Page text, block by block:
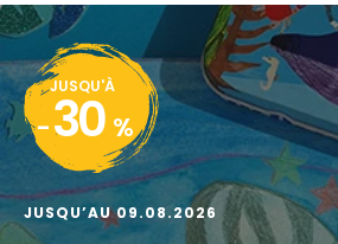
JUSQU'À
- 30 %
JUSQU’AU 09.08.2026